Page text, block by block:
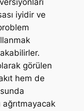
iyidir ve
görülen
hem de
ağrıtmayacak